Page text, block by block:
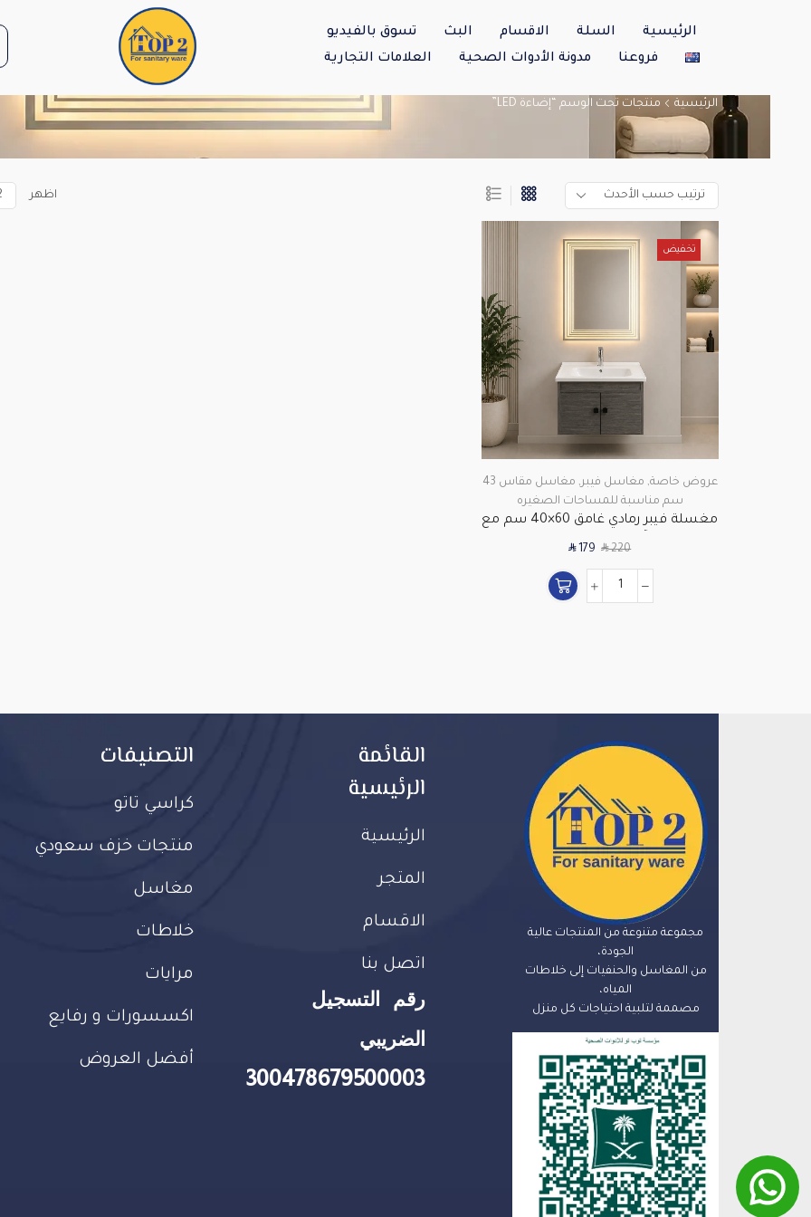
الرئيسية السلة الاقسام البث
تسوق بالفيديو
فروعنا
مدونة الأدوات الصحية العلامات التجارية
الرئيسية منتجات تحت الوسم “إضاءة LED”
اظهر
تخفيض
عروض خاصة, مغاسل فيبر ,
مغاسل مقاس 43
سم مناسبة للمساحات الصغيره
مغسلة فيبر رمادي غامق 60×40 سم مع
SAR220
SAR179
مجموعة متنوعة من المنتجات عالية
الجودة،
من المغاسل والحنفيات إلى خلاطات
المياه،
مصممة لتلبية احتياجات كل منزل
القائمة
الرئيسية
الرئيسية
المتجر
الاقسام
اتصل بنا
رقم التسجيل
الضريبي
300478679500003
التصنيفات
كراسي تاتو
منتجات خزف سعودي
مغاسل
خلاطات
مرايات
اكسسورات و رفايع
أفضل العروض